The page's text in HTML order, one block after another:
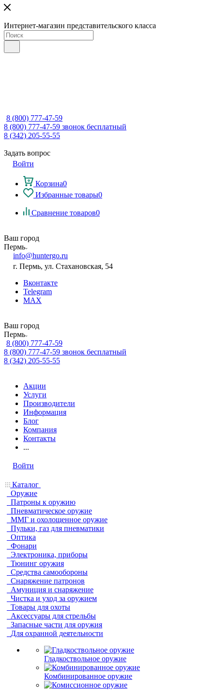
Интернет-магазин представительского класса
8 (800) 777-47-59
8 (800) 777-47-59 звонок бесплатный
8 (342) 205-55-55
Задать вопрос
Войти
Корзина0
Избранные товары0
Сравнение товаров0
Ваш город
Пермь
info@huntergo.ru
г. Пермь, ул. Стахановская, 54
Вконтакте
Telegram
MAX
Ваш город
Пермь
8 (800) 777-47-59
8 (800) 777-47-59 звонок бесплатный
8 (342) 205-55-55
Акции
Услуги
Производители
Информация
Блог
Компания
Контакты
...
Войти
Каталог
Оружие
Патроны к оружию
Пневматическое оружие
ММГ и охолощенное оружие
Пульки, газ для пневматики
Оптика
Фонари
Электроника, приборы
Тюнинг оружия
Средства самообороны
Снаряжение патронов
Амуниция и снаряжение
Чистка и уход за оружием
Товары для охоты
Аксессуары для стрельбы
Запасные части для оружия
Для охранной деятельности
Гладкоствольное оружие
Комбинированное оружие